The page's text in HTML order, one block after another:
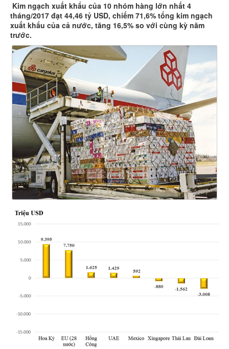
Kim ngạch xuất khẩu của 10 nhóm hàng lớn nhất 4
tháng/2017 đạt 44,46 tỷ USD, chiếm 71,6% tổng kim ngạch
xuất khẩu của cả nước, tăng 16,5% so với cùng kỳ năm
trước.